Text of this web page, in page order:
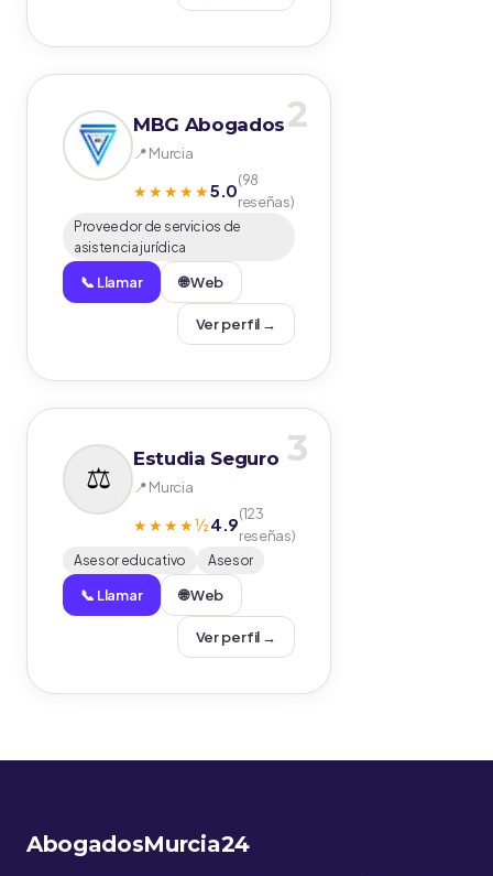
2
MBG Abogados
📍 Murcia
★★★★★5.0(98
reseñas)
Proveedor de servicios de
asistencia jurídica
📞 Llamar 🌐 Web
Ver perfil →
3
Estudia Seguro
📍 Murcia
★★★★½4.9(123
reseñas)
Asesor educativo Asesor
📞 Llamar 🌐 Web
Ver perfil →
AbogadosMurcia24